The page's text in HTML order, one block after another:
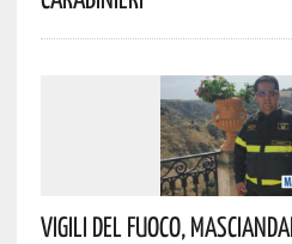
Vigili Del Fuoco,